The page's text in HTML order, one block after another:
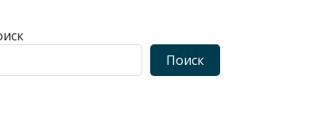
Поиск